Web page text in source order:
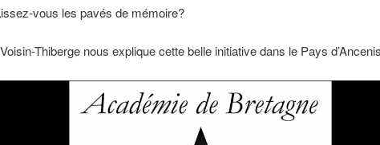
vous les pavés de mémoire?
Thiberge nous explique cette belle initiative dans le Pays